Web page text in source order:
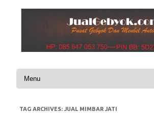
Skip to
TAG ARCHIVES: JUAL MIMBAR JATI